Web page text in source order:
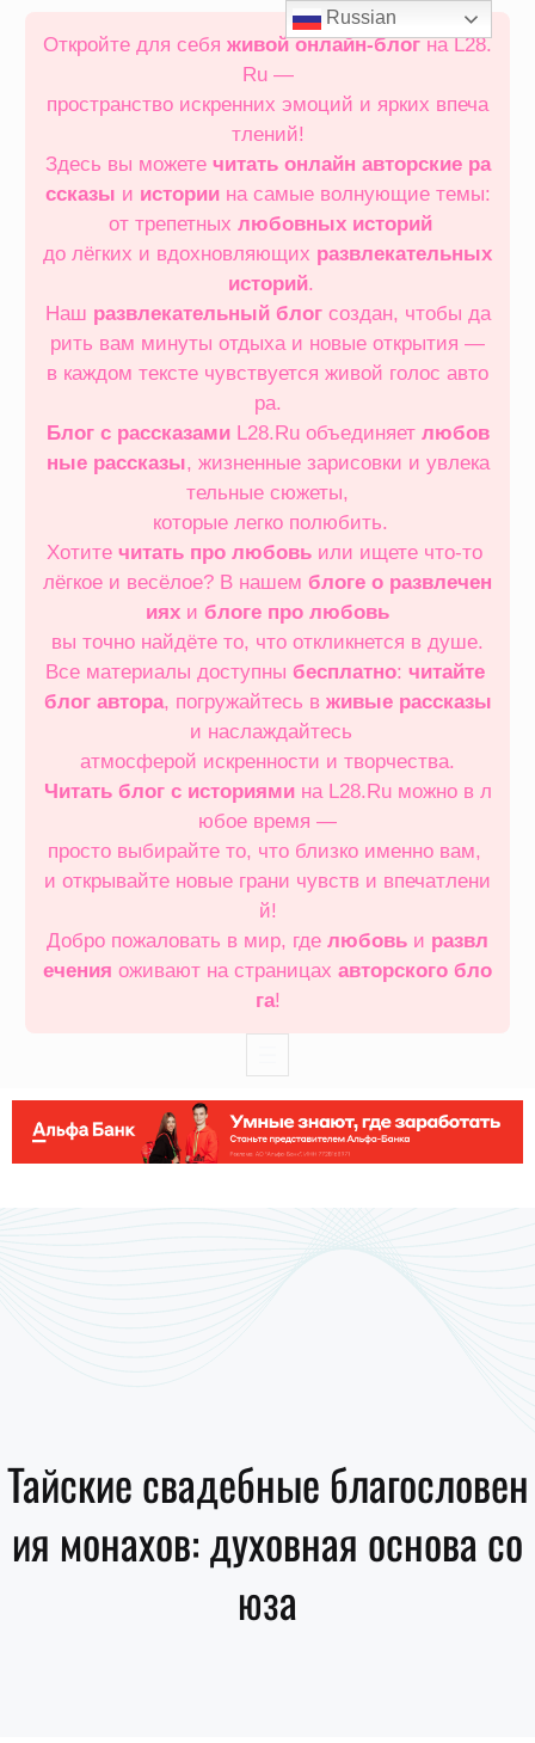
Откройте для себя живой онлайн‑блогна L28.
Ru —
пространство искренних эмоций и ярких впеча
тлений!
Здесь вы можете читать онлайн авторские ра
ссказы и историина самые волнующие темы:
от трепетных любовных историй
до лёгких и вдохновляющих развлекательных
историй.
Наш развлекательный блогсоздан, чтобы да
рить вам минуты отдыха и новые открытия —
в каждом тексте чувствуется живой голос авто
ра.
Блог с рассказамиL28.Ru объединяет любов
ные рассказы, жизненные зарисовки и увлека
тельные сюжеты,
которые легко полюбить.
Хотите читать про любовь или ищете что‑то
лёгкое и весёлое? В нашем блоге о развлечен
иях и блоге про любовь
вы точно найдёте то, что откликнется в душе.
Все материалы доступны бесплатно: читайте
блог автора, погружайтесь в живые рассказы
и наслаждайтесь
атмосферой искренности и творчества.
Читать блог с историямина L28.Ru можно в л
юбое время —
просто выбирайте то, что близко именно вам,
и открывайте новые грани чувств и впечатлени
й!
Добро пожаловать в мир, где любовь и развл
ечения оживают на страницах авторского бло
га!
Тайские свадебные благословен
ия монахов: духовная основа со
юза
Russian